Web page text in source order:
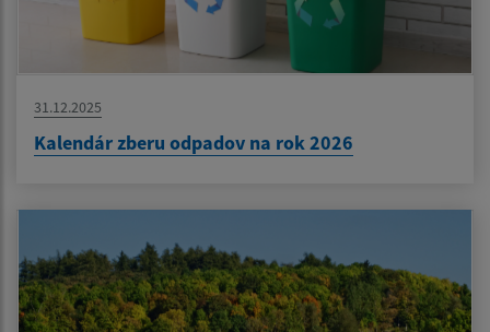
31.12.2025
Kalendár zberu odpadov na rok 2026